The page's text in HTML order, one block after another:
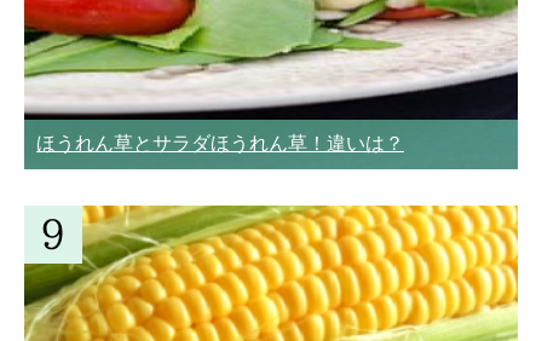
ほうれん草とサラダほうれん草！違いは？